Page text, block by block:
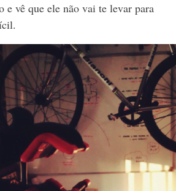
e vê que ele não vai te levar para